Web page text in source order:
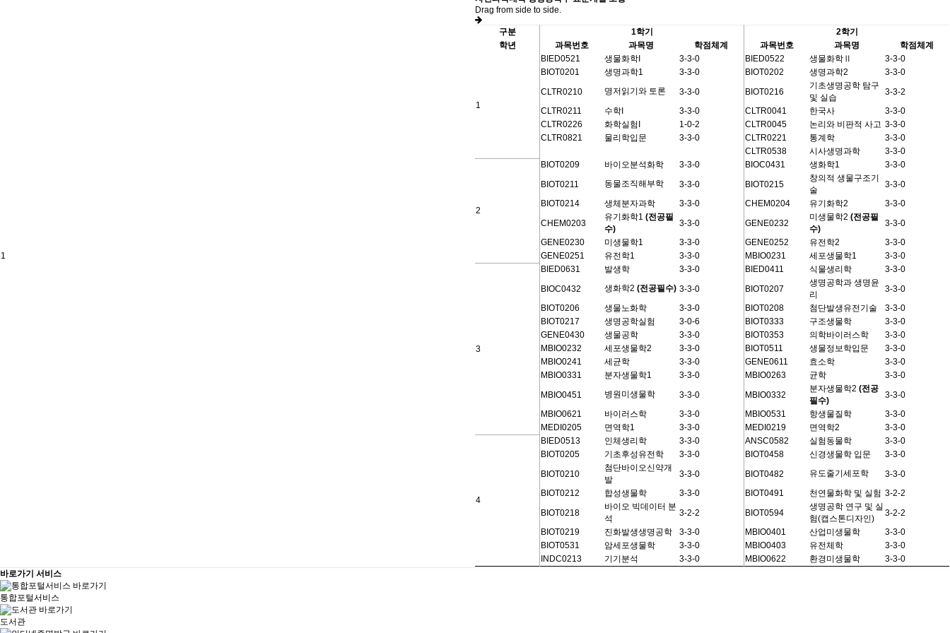
1
Drag from side to side.
구분 1학기
2학기
학년
과목번호 과목명 학점체계 과목번호 과목명 학점체계
1
BIED0521 생물화학I 3-3-0 BIED0522 생물화학Ⅱ
3-3-0
BIOT0201
생명과학1 3-3-0 BIOT0202 생명과학2
3-3-0
CLTR0210
명저읽기와 토론 3-3-0 BIOT0216
기초생명공학 탐구
및 실습
3-3-2
CLTR0211
수학I 3-3-0 CLTR0041 한국사
3-3-0
CLTR0226
화학실험I 1-0-2 CLTR0045 논리와 비판적 사고 3-3-0
CLTR0821
물리학입문 3-3-0 CLTR0221 통계학
3-3-0
CLTR0538
시사생명과학 3-3-0
2
BIOT0209 바이오분석화학 3-3-0 BIOC0431 생화학1
3-3-0
BIOT0211
동물조직해부학 3-3-0 BIOT0215
창의적 생물구조기
술
3-3-0
BIOT0214
생체분자과학 3-3-0 CHEM0204 유기화학2
3-3-0
CHEM0203
유기화학1 (전공필
수)
3-3-0 GENE0232
미생물학2 (전공필
수)
3-3-0
GENE0230
미생물학1 3-3-0 GENE0252 유전학2
3-3-0
GENE0251
유전학1 3-3-0 MBIO0231 세포생물학1 3-3-0
3
BIED0631 발생학 3-3-0 BIED0411 식물생리학
3-3-0
BIOC0432
생화학2 (전공필수) 3-3-0 BIOT0207
생명공학과 생명윤
리
3-3-0
BIOT0206
생물노화학 3-3-0 BIOT0208 첨단발생유전기술
3-3-0
BIOT0217
생명공학실험 3-0-6 BIOT0333 구조생물학
3-3-0
GENE0430
생물공학 3-3-0 BIOT0353 의학바이러스학
3-3-0
MBIO0232
세포생물학2 3-3-0 BIOT0511 생물정보학입문
3-3-0
MBIO0241
세균학 3-3-0 GENE0611 효소학
3-3-0
MBIO0331
분자생물학1 3-3-0 MBIO0263 균학
3-3-0
MBIO0451
병원미생물학 3-3-0 MBIO0332
분자생물학2 (전공
필수)
3-3-0
MBIO0621
바이러스학 3-3-0 MBIO0531 항생물질학
3-3-0
MEDI0205
면역학1 3-3-0 MEDI0219 면역학2 3-3-0
4
BIED0513 인체생리학 3-3-0 ANSC0582 실험동물학
3-3-0
BIOT0205
기초후성유전학 3-3-0 BIOT0458 신경생물학 입문
3-3-0
BIOT0210
첨단바이오신약개
발
3-3-0 BIOT0482 유도줄기세포학
3-3-0
BIOT0212
합성생물학 3-3-0 BIOT0491 천연물화학 및 실험 3-2-2
BIOT0218
바이오 빅데이터 분
석
3-2-2 BIOT0594
생명공학 연구 및 실
험(캡스톤디자인)
3-2-2
BIOT0219
진화발생생명공학 3-3-0 MBIO0401 산업미생물학
3-3-0
BIOT0531
암세포생물학 3-3-0 MBIO0403 유전체학
3-3-0
INDC0213
기기분석 3-3-0 MBIO0622 환경미생물학
3-3-0
바로가기 서비스
통합포털서비스
도서관